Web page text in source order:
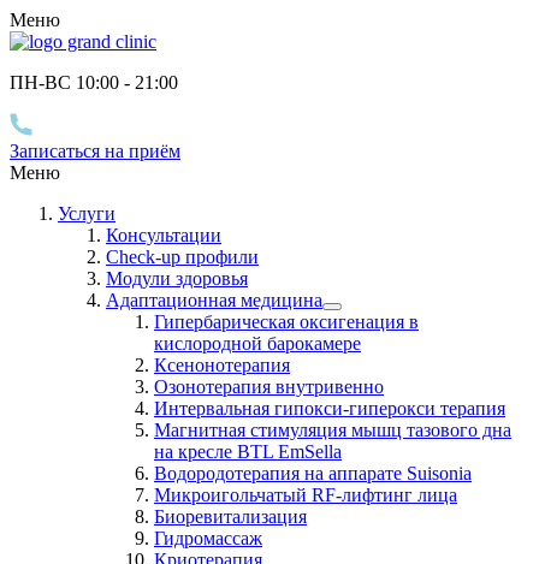
Меню
ПН-ВС 10:00 - 21 :00
Записаться на приём
Меню
Услуги
Консультации
Check-up профили
Модули здоровья
Адаптационная медицина
Гипербарическая оксигенация в
кислородной барокамере
Ксенонотерапия
Озонотерапия внутривенно
Интервальная гипокси-гиперокси терапия
Магнитная стимуляция мышц тазового дна
на кресле BTL EmSella
Водородотерапия на аппарате Suisonia
Микроигольчатый RF-лифтинг лица
Биоревитализация
Гидромассаж
Криотерапия